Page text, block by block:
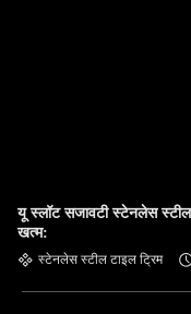
यू स्लॉट सजावटी स्टेनलेस
खत्म:
स्टेनलेस स्टील टाइल ट्रिम